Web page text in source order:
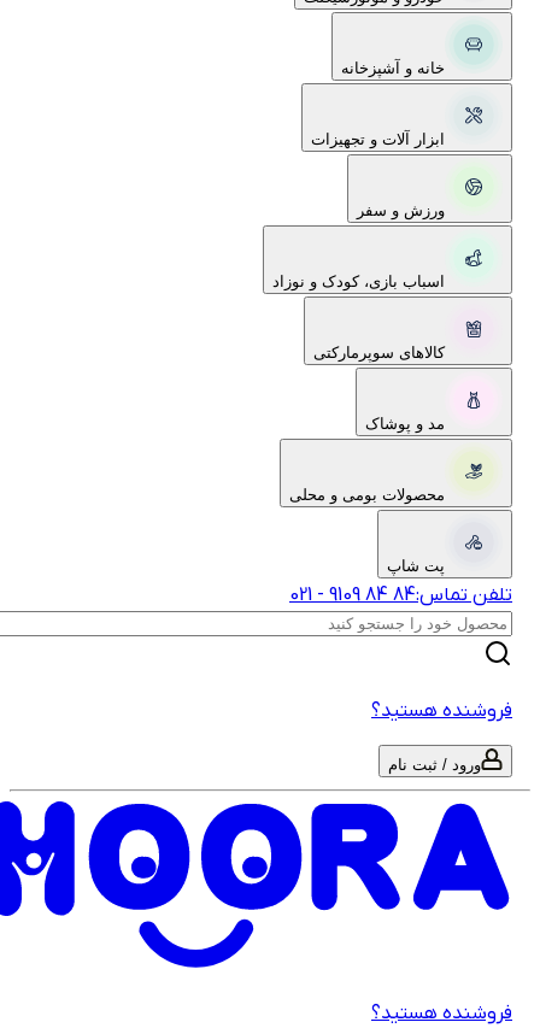
خانه و آشپزخانه
ابزار آلات و تجهیزات
ورزش و سفر
اسباب بازی، کودک و نوزاد
کالاهای سوپرمارکتی
مد و پوشاک
محصولات بومی و محلی
پت شاپ
تماس: 021-‎9109‎ ‎84‎ ‎84‎
هستید؟
ورود / ثبت نام
هستید؟